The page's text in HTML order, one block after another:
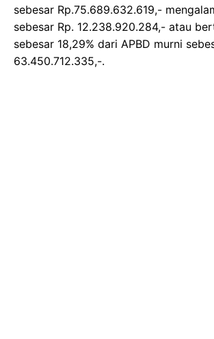
sebesar Rp.75.689.632.619,-
sebesar Rp. 12.238.920.284,- atau
sebesar 18,29% dari APBD murni
63.450.712.335,-.